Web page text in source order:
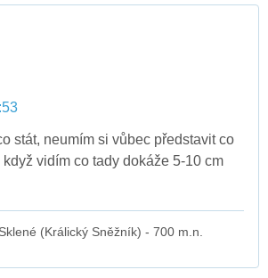
stát, neumím si vůbec představit co
když vidím co tady dokáže 5-10 cm
(Králický Sněžník) - 700 m.n.